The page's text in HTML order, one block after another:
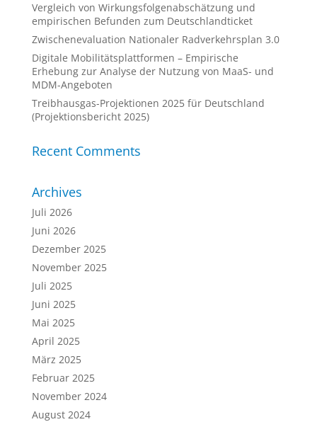
Vergleich von Wirkungsfolgenabschätzung und
empirischen Befunden zum Deutschlandticket
Zwischenevaluation Nationaler Radverkehrsplan 3.0
Digitale Mobilitätsplattformen – Empirische
Erhebung zur Analyse der Nutzung von MaaS- und
MDM-Angeboten
Treibhausgas-Projektionen 2025 für Deutschland
(Projektionsbericht 2025)
Recent Comments
Archives
Juli 2026
Juni 2026
Dezember 2025
November 2025
Juli 2025
Juni 2025
Mai 2025
April 2025
März 2025
Februar 2025
November 2024
August 2024